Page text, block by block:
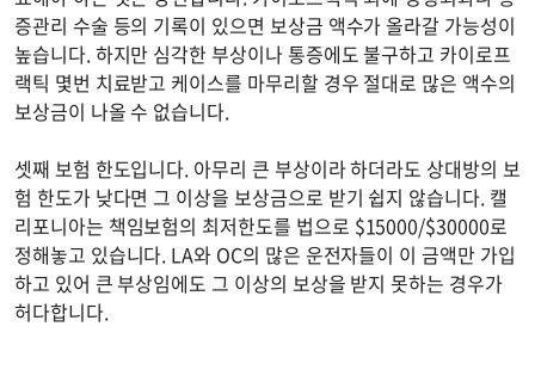
증관리 수술 등의 기록이 있으면 보상금 액수가 올라갈 가능성이
높습니다. 하지만 심각한 부상이나 통증에도 불구하고 카이로프
랙틱 몇번 치료받고 케이스를 마무리할 경우 절대로 많은 액수의
보상금이 나올 수 없습니다.
셋째 보험 한도입니다. 아무리 큰 부상이라 하더라도 상대방의 보
험 한도가 낮다면 그 이상을 보상금으로 받기 쉽지 않습니다. 캘
리포니아는 책임보험의 최저한도를 법으로 $15000/$30000로
정해놓고 있습니다. LA와 OC의 많은 운전자들이 이 금액만 가입
하고 있어 큰 부상임에도 그 이상의 보상을 받지 못하는 경우가
허다합니다.